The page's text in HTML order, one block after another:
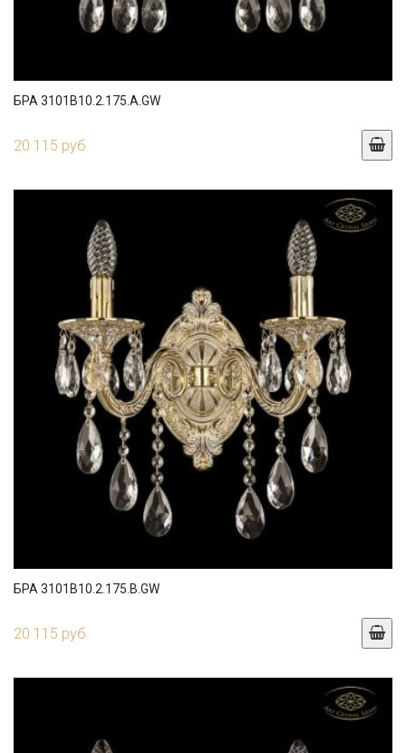
БРА 3101B10.2.175.A.GW
20 115 руб.
БРА 3101B10.2.175.B.GW
20 115 руб.